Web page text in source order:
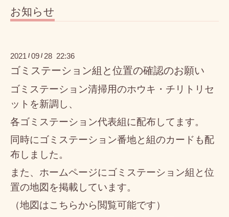
お知らせ
2021 / 09 / 28 22:36
ゴミステーション組と位置の確認のお願い
ゴミステーション清掃用のホウキ・チリトリセ
ットを新調 し、
各ゴミステーション代表組に配布してます。
同時にゴミステーション番地と組のカードも配
布しました。
また、ホームページにゴミステーション組と位
置の地図を掲載しています。
（地図はこちらから閲覧可能です）